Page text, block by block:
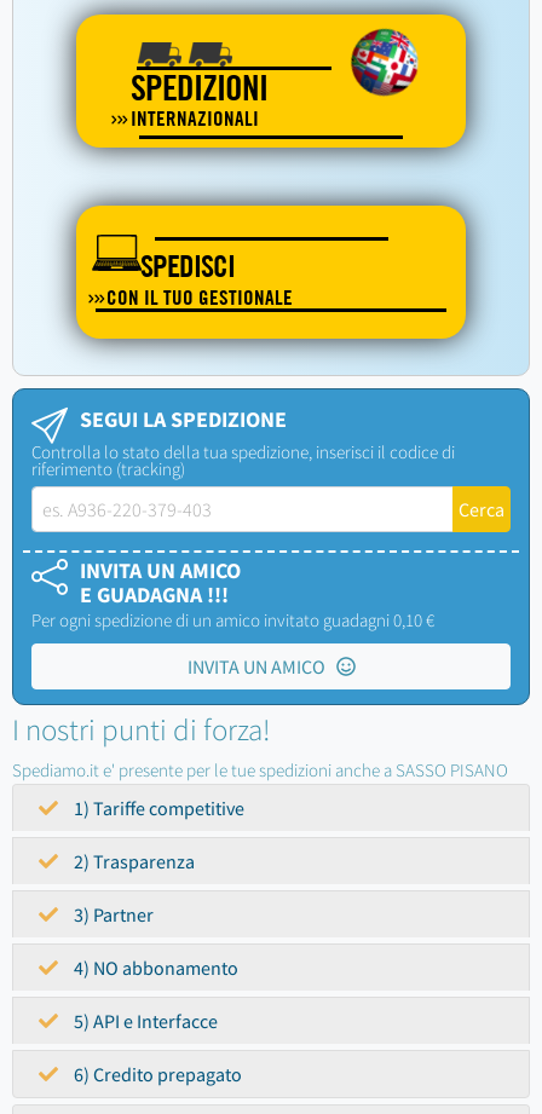
SPEDIZIONI
INTERNAZIONALI
SPEDISCI
CON IL TUO GESTIONALE
SEGUI LA SPEDIZIONE
Controlla lo stato della tua spedizione, inserisci il codice di
riferimento (tracking)
INVITA UN AMICO
E GUADAGNA !!!
Per ogni spedizione di un amico invitato guadagni 0,10 €
INVITA UN AMICO
I nostri punti di forza!
Spediamo.it e' presente per le tue spedizioni anche a SASSO PISANO
1) Tariffe competitive
2) Trasparenza
3) Partner
4) NO abbonamento
5) API e Interfacce
6) Credito prepagato